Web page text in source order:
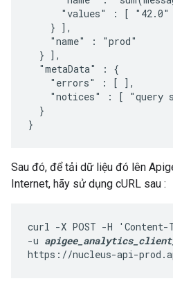
"values" : [ "42.0"
    } ],
    "name" : "prod"
  } ],
  "metaData" : {
    "errors" : [ ],
"notices" : [ "query
  }
}
Sau đó, để tải dữ liệu đó lên
Internet, hãy sử dụng cURL sau :
curl -X POST -H
-u
https://nucleus-api-